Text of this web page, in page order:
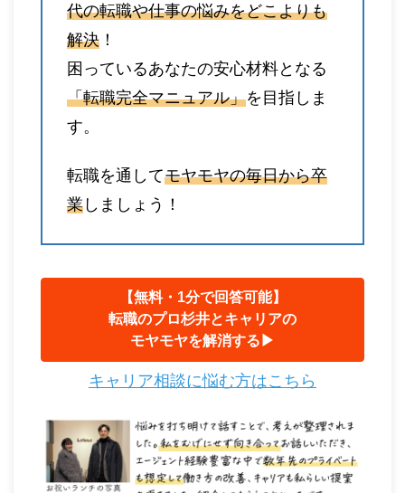
代の転職や仕事の悩みをどこよりも
解決 ！
困っているあなたの安心材料となる
「転職完全マニュアル」を目指しま
す。
転職を通してモヤモヤの毎日から卒
業 しましょう！
【無料・1分で回答可能】
転職のプロ杉井とキャリアの
モヤモヤを解消する▶︎
キャリア相談に悩む方はこちら